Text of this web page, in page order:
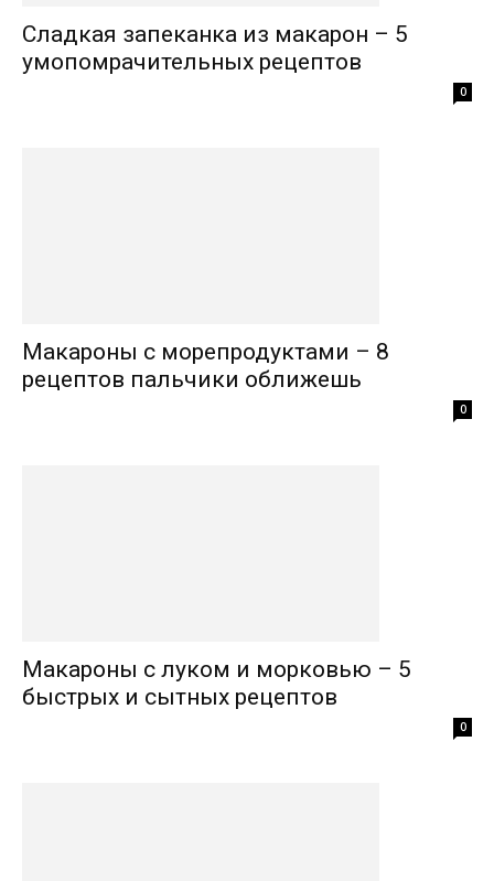
Сладкая запеканка из макарон – 5
умопомрачительных рецептов
0
Макароны с морепродуктами – 8
рецептов пальчики оближешь
0
Макароны с луком и морковью – 5
быстрых и сытных рецептов
0